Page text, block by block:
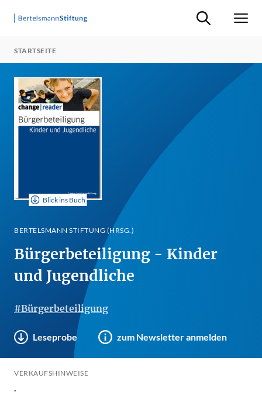
Suche ein-/
STARTSEITE
Blick ins Buch
BERTELSMANN STIFTUNG (HRSG.)
Bürgerbeteiligung - Kinder
und Jugendliche
#Bürgerbeteiligung
Leseprobe zum Newsletter anmelden
VERKAUFSHINWEISE
,